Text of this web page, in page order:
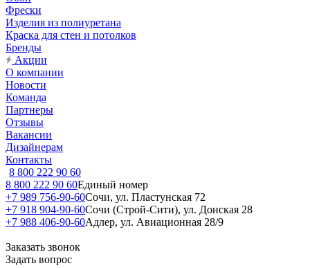
Фрески
Изделия из полиуретана
Краска для стен и потолков
Бренды
Акции
О компании
Новости
Команда
Партнеры
Отзывы
Вакансии
Дизайнерам
Контакты
8 800 222 90 60
8 800 222 90 60Единый номер
+7 989 756-90-60Сочи, ул. Пластунская 72
+7 918 904-90-60Сочи (Строй-Сити), ул. Донская 28
+7 988 406-90-60Адлер, ул. Авиационная 28/9
Заказать звонок
Задать вопрос